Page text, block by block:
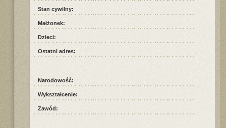
Stan cywilny:
Małżonek:
Dzieci:
Ostatni adres:
Narodowość:
Wykształcenie:
Zawód: